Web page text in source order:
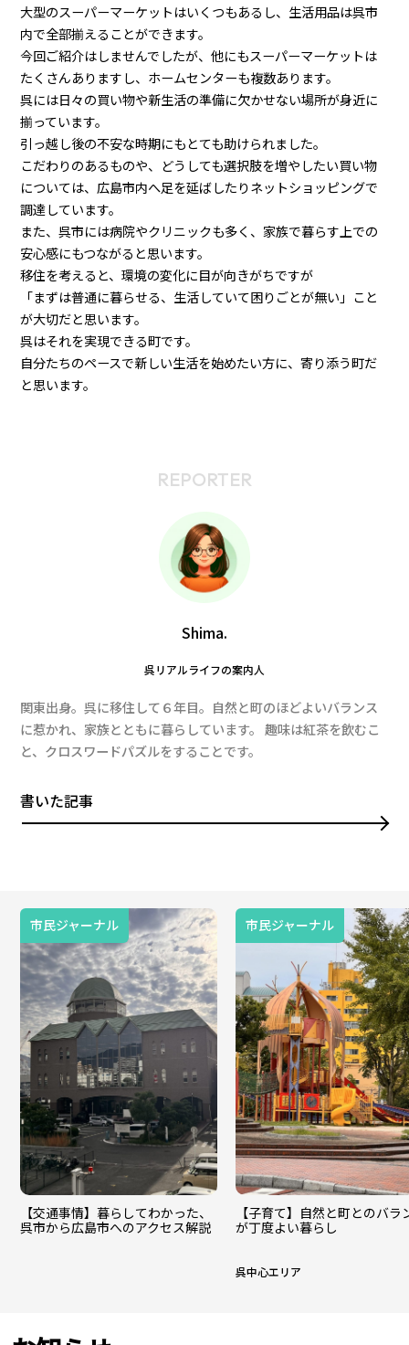
大型のスーパーマーケットはいくつもあるし、生活用品は呉市
内で全部揃えることができます。
今回ご紹介はしませんでしたが、他にもスーパーマーケットは
たくさんありますし、ホームセンターも複数あります。
呉には日々の買い物や新生活の準備に欠かせない場所が身近に
揃っています。
引っ越し後の不安な時期にもとても助けられました。
こだわりのあるものや、どうしても選択肢を増やしたい買い物
については、広島市内へ足を延ばしたりネットショッピングで
調達しています。
また、呉市には病院やクリニックも多く、家族で暮らす上での
安心感にもつながると思います。
移住を考えると、環境の変化に目が向きがちですが
「まずは普通に暮らせる、生活していて困りごとが無い」こと
が大切だと思います。
呉はそれを実現できる町です。
自分たちのペースで新しい生活を始めたい方に、寄り添う町だ
と思います。
REPORTER
Shima.
呉リアルライフの案内人
関東出身。呉に移住して６年目。自然と町のほどよいバランス
に惹かれ、家族とともに暮らしています。 趣味は紅茶を飲むこ
と、クロスワードパズルをすることです。
書いた記事
市民ジャーナル
【交通事情】暮らしてわかった、
呉市から広島市へのアクセス解説
市民ジャーナル
【子育て】自然と町とのバラ
が丁度よい暮らし
呉中心エリア